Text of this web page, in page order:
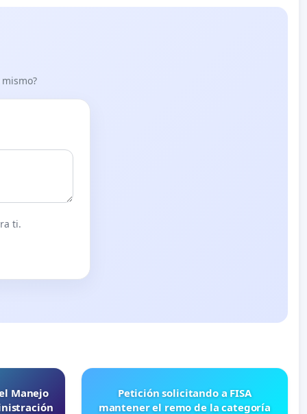
ti.
Manejo
Petición solicitando a FISA
mantener el remo de la categoría